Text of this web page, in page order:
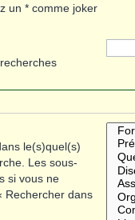
un * comme joker
le(s)quel(s)
Les sous-
si vous ne
Rechercher dans